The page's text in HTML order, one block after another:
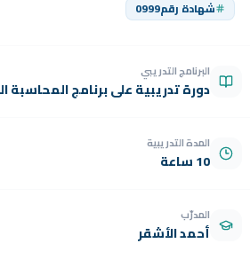
شهادة رقم0999
البرنامج التدريبي
دورة تدريبية على برنامج المحاسبة
المدة التدريبية
10 ساعة
المدرّب
أحمد الأشقر